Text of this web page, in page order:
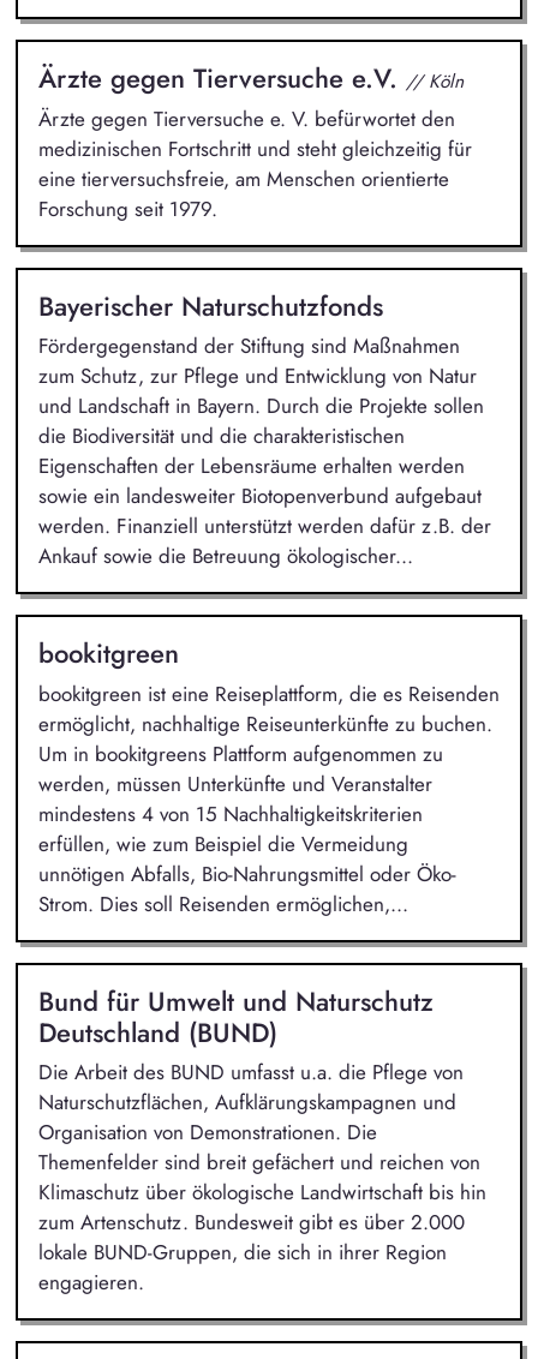
Ärzte gegen Tierversuche e.V. // Köln
Ärzte gegen Tierversuche e. V. befürwortet den
medizinischen Fortschritt und steht gleichzeitig für
eine tierversuchsfreie, am Menschen orientierte
Forschung seit 1979.
Bayerischer Naturschutzfonds
Fördergegenstand der Stiftung sind Maßnahmen
zum Schutz, zur Pflege und Entwicklung von Natur
und Landschaft in Bayern. Durch die Projekte sollen
die Biodiversität und die charakteristischen
Eigenschaften der Lebensräume erhalten werden
sowie ein landesweiter Biotopenverbund aufgebaut
werden. Finanziell unterstützt werden dafür z.B. der
Ankauf sowie die Betreuung ökologischer...
bookitgreen
bookitgreen ist eine Reiseplattform, die es Reisenden
ermöglicht, nachhaltige Reiseunterkünfte zu buchen.
Um in bookitgreens Plattform aufgenommen zu
werden, müssen Unterkünfte und Veranstalter
mindestens 4 von 15 Nachhaltigkeitskriterien
erfüllen, wie zum Beispiel die Vermeidung
unnötigen Abfalls, Bio-Nahrungsmittel oder Öko-
Strom. Dies soll Reisenden ermöglichen,...
Bund für Umwelt und Naturschutz
Deutschland (BUND)
Die Arbeit des BUND umfasst u.a. die Pflege von
Naturschutzflächen, Aufklärungskampagnen und
Organisation von Demonstrationen. Die
Themenfelder sind breit gefächert und reichen von
Klimaschutz über ökologische Landwirtschaft bis hin
zum Artenschutz. Bundesweit gibt es über 2.000
lokale BUND-Gruppen, die sich in ihrer Region
engagieren.